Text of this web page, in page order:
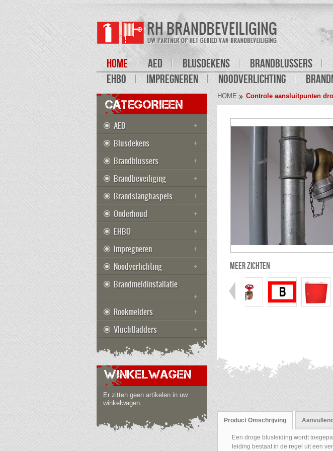
HOME AED BLUSDEKENS BRANDBLUSSERS
EHBO
IMPREGNEREN NOODVERLICHTING
HOME Controle aansluitpunten
MEER ZICHTEN
Product Omschrijving
Een droge blusleiding wordt
leiding bestaat in de regel uit een
CATEGORIEEN
AED
Blusdekens
Brandblussers
Brandbeveiliging
Brandslanghaspels
Onderhoud
EHBO
Impregneren
Noodverlichting
Brandmeldinstallatie
Rookmelders
Vluchtladders
WINKELWAGEN
Er zitten geen artikelen in uw
winkelwagen.